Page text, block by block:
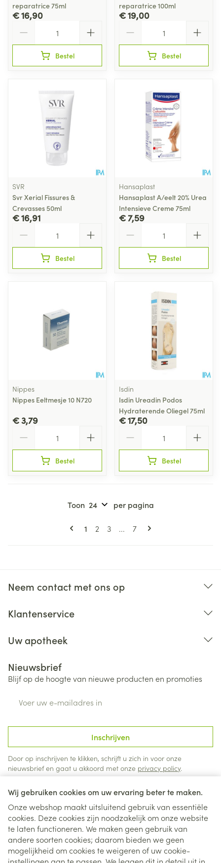
Wij gebruiken cookies om uw ervaring beter te maken.
Onze webshop maakt uitsluitend gebruik van essentiële
cookies. Deze cookies zijn noodzakelijk om onze website
te laten functioneren. We maken geen gebruik van
andere soorten cookies; daarom bieden we geen
mogelijkheid om cookies te weigeren of uw cookie-
reparatrice 75ml
€ 16,90
Bestel
reparatrice 100ml
€ 19,00
Bestel
SVR
Svr Xerial Fissures &
Crevasses 50ml
€ 16,91
Bestel
Hansaplast
Hansaplast A/eelt 20% Urea
Intensieve Creme 75ml
€ 7,59
Bestel
Nippes
Nippes Eeltmesje 10 N720
€ 3,79
Bestel
Isdin
Isdin Ureadin Podos
Hydraterende Oliegel 75ml
€ 17,50
Bestel
Pagina's
U lees momenteel pagina
1 Pagina
2 Pagina
3 ... Pagina
7
Toon per pagina
Neem contact met ons op
Klantenservice
Uw apotheek
Nieuwsbrief
Blijf op de hoogte van nieuwe producten en promoties
Inschrijven
Door op inschrijven te klikken, schrijft u zich in voor onze
nieuwsbrief en gaat u akkoord met onze privacy policy.